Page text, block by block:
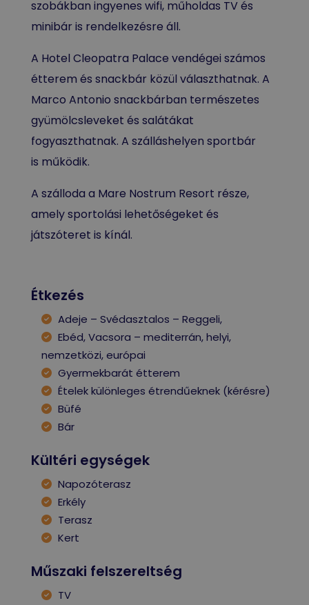
szobákban ingyenes wifi, műholdas TV és
minibár is rendelkezésre áll.
A Hotel Cleopatra Palace vendégei számos
étterem és snackbár közül választhatnak. A
Marco Antonio snackbárban természetes
gyümölcsleveket és salátákat
fogyaszthatnak. A szálláshelyen sportbár
is működik.
A szálloda a Mare Nostrum Resort része,
amely sportolási lehetőségeket és
játszóteret is kínál.
Étkezés
Adeje – Svédasztalos – Reggeli,
Ebéd, Vacsora – mediterrán, helyi,
nemzetközi, európai
Gyermekbarát étterem
Ételek különleges étrendűeknek (kérésre)
Büfé
Bár
Kültéri egységek
Napozóterasz
Erkély
Terasz
Kert
Műszaki felszereltség
TV